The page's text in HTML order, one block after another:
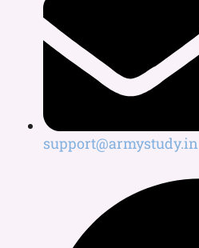
support@armystudy.in